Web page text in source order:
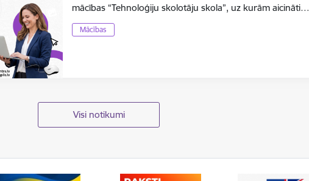
mācības “Tehnoloģiju skolotāju skola”, uz kurām aicināti…
Mācības
Visi notikumi